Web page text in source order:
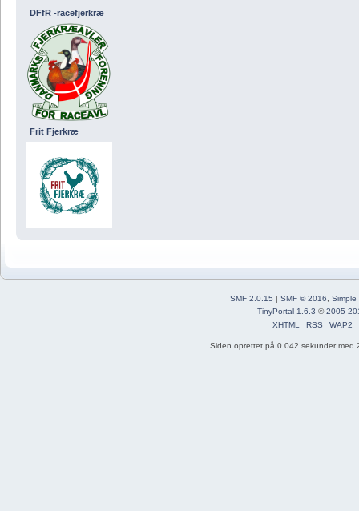
DFfR -racefjerkræ
Frit Fjerkræ
SMF 2.0.15 | SMF © 2016
Simple
TinyPortal 1.6.3 ©2005-
XHTML
RSS WAP2
Siden oprettet på 0.042 sekunder med